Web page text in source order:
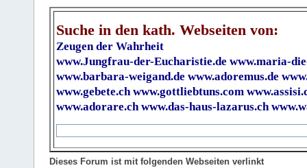
Suche in den kath. Webseiten von:
Zeugen der Wahrheit
www.Jungfrau-der-Eucharistie.de www.maria-
www.barbara-weigand.de www.adoremus.de
www.gebete.ch www.gottliebtuns.com
www.adorare.ch www.das-haus-lazarus.ch
Dieses Forum ist mit folgenden Webseiten verlinkt